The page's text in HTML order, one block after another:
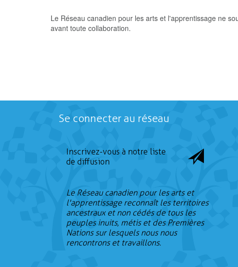
Le Réseau canadien pour les arts et l'apprentissage ne
avant toute collaboration.
Se connecter au réseau
Inscrivez-vous à notre liste
de diffusion
Le Réseau canadien pour les arts et
l'apprentissage reconnaît les territoires
ancestraux et non cédés de tous les
peuples inuits, métis et des Premières
Nations sur lesquels nous nous
rencontrons et travaillons.